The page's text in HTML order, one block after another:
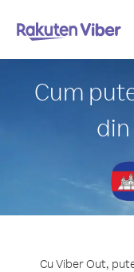
Cum
Cu Viber Out,